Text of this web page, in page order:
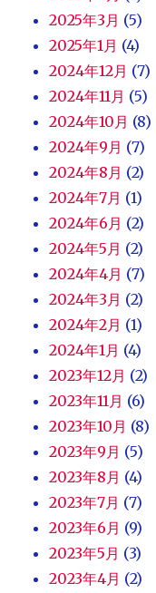
2025年3月 (5)
2025年1月 (4)
2024年12月 (7)
2024年11月 (5)
2024年10月 (8)
2024年9月 (7)
2024年8月 (2)
2024年7月 (1)
2024年6月 (2)
2024年5月 (2)
2024年4月 (7)
2024年3月 (2)
2024年2月 (1)
2024年1月 (4)
2023年12月 (2)
2023年11月 (6)
2023年10月 (8)
2023年9月 (5)
2023年8月 (4)
2023年7月 (7)
2023年6月 (9)
2023年5月 (3)
2023年4月 (2)